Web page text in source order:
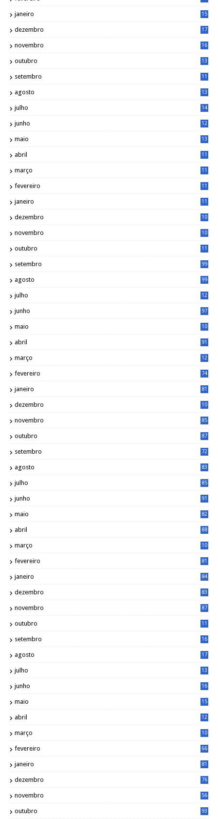
janeiro
15
dezembro
17
novembro
16
outubro
13
setembro
11
agosto
13
julho
14
junho
12
maio
13
abril
11
março
11
fevereiro
11
janeiro
11
dezembro
10
novembro
10
outubro
11
setembro 99
agosto 99
julho
12
junho 97
maio
10
abril 91
março
12
fevereiro 74
janeiro 81
dezembro
10
novembro 85
outubro 87
setembro 72
agosto 83
julho 85
junho 91
maio 82
abril 88
março
10
fevereiro 81
janeiro 84
dezembro 83
novembro 87
outubro
11
setembro
16
agosto
17
julho
13
junho
16
maio
15
abril
12
março
10
fevereiro 66
janeiro 81
dezembro 76
novembro 56
outubro 93